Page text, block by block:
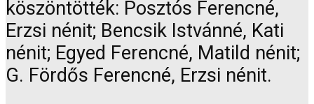
köszöntötték: Posztós Ferencné,
Erzsi nénit; Bencsik Istvánné, Kati
nénit; Egyed Ferencné, Matild nénit;
G. Fördős Ferencné, Erzsi nénit.